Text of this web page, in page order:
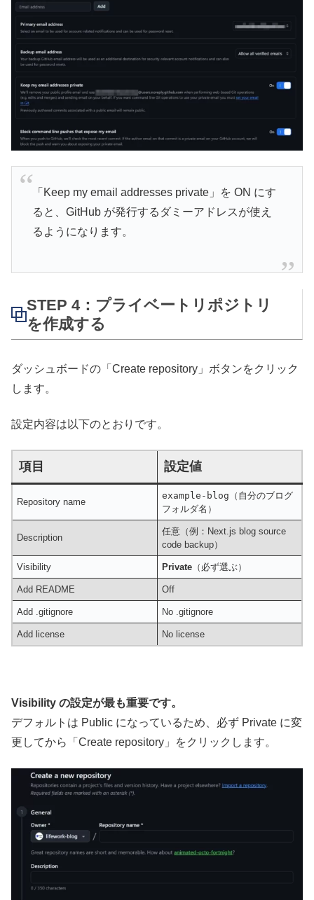
「Keep my email addresses private」を ON にす
ると、GitHub が発行するダミーアドレスが使え
るようになります。
STEP 4：プライベートリポジトリ
を作成する
ダッシュボードの「Create repository」ボタンをクリック
します。
設定内容は以下のとおりです。
項目 設定値
Repository name
example-blog （自分のブログ
フォルダ名）
Description
任意（例：Next.js blog source
code backup）
Visibility Private （必ず選ぶ）
Add README Off
Add .gitignore No .gitignore
Add license No license
Visibility の設定が最も重要です。
デフォルトは Public になっているため、必ず Private に変
更してから「Create repository」をクリックします。